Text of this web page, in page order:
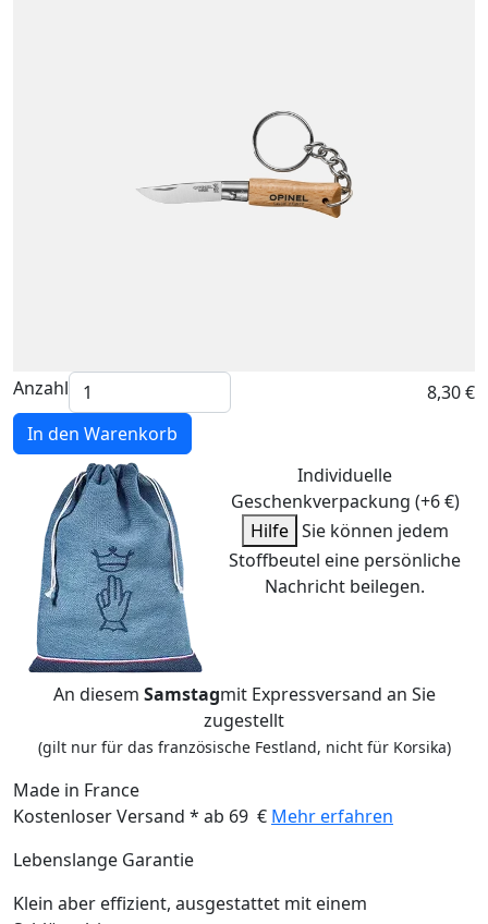
Anzahl
8,30 €
In den Warenkorb
Individuelle
Geschenkverpackung (+6 €)
Hilfe Sie können jedem
Stoffbeutel eine persönliche
Nachricht beilegen.
An diesem Samstagmit Expressversand an Sie
zugestellt
(gilt nur für das französische Festland, nicht für Korsika)
Made in France
Kostenloser Versand * ab 69 € Mehr erfahren
Lebenslange Garantie
Klein aber effizient, ausgestattet mit einem